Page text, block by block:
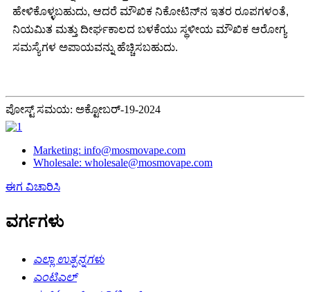
ಹೇಳಿಕೊಳ್ಳಬಹುದು, ಆದರೆ ಮೌಖಿಕ ನಿಕೋಟಿನ್‌ನ ಇತರ ರೂಪಗಳಂತೆ,
ನಿಯಮಿತ ಮತ್ತು ದೀರ್ಘಕಾಲದ ಬಳಕೆಯು ಸ್ಥಳೀಯ ಮೌಖಿಕ ಆರೋಗ್ಯ
ಸಮಸ್ಯೆಗಳ ಅಪಾಯವನ್ನು ಹೆಚ್ಚಿಸಬಹುದು.
ಪೋಸ್ಟ್ ಸಮಯ: ಅಕ್ಟೋಬರ್-19-2024
Marketing: info@mosmovape.com
Wholesale: wholesale@mosmovape.com
ಈಗ ವಿಚಾರಿಸಿ
ವರ್ಗಗಳು
ಎಲ್ಲಾ ಉತ್ಪನ್ನಗಳು
ಎಂಟಿಎಲ್